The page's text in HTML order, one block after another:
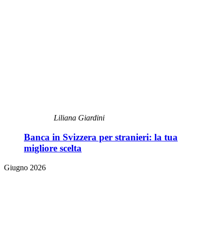
Liliana Giardini
Banca in Svizzera per stranieri: la tua
migliore scelta
Giugno 2026